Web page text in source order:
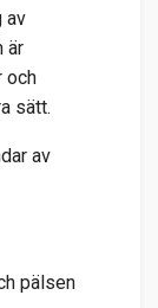
av
är
och
sätt.
av
pälsen